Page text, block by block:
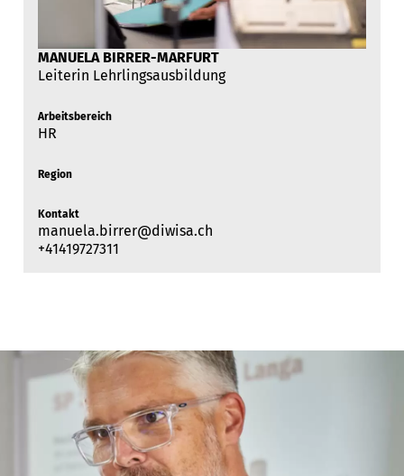
MANUELA BIRRER-MARFURT
Leiterin Lehrlingsausbildung
Arbeitsbereich
HR
Region
Kontakt
manuela.birrer@diwisa.ch
+41419727311